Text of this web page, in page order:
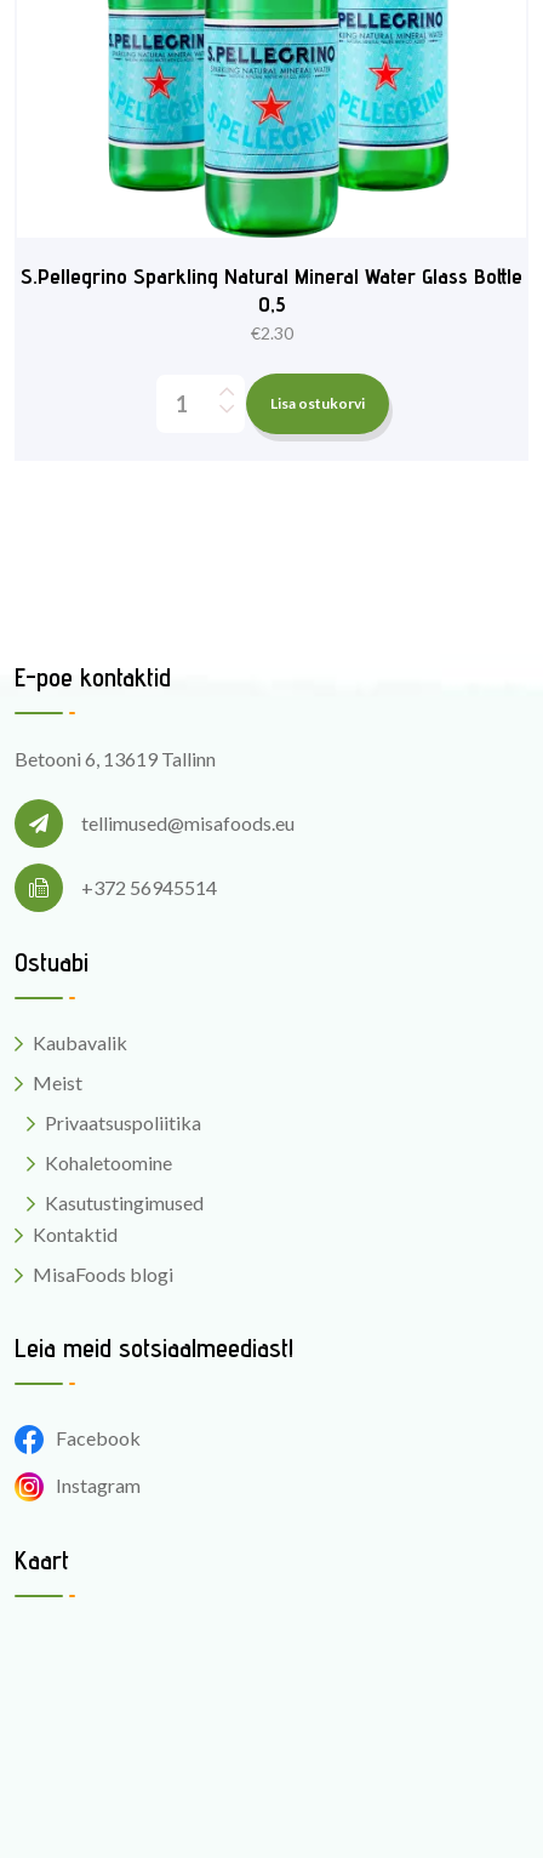
S.Pellegrino Sparkling Natural Mineral Water Glass Bottle
0,5
€2.30
Lisa ostukorvi
E-poe kontaktid
Betooni 6, 13619 Tallinn
tellimused@misafoods.eu
+372 56945514
Ostuabi
Kaubavalik
Meist
Privaatsuspoliitika
Kohaletoomine
Kasutustingimused
Kontaktid
MisaFoods blogi
Leia meid sotsiaalmeediast!
Facebook
Instagram
Kaart